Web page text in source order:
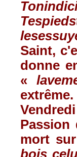
Ton
Tespieds
les
Saint,
donne
«
extrême.
Vendredi
mort sur
bois